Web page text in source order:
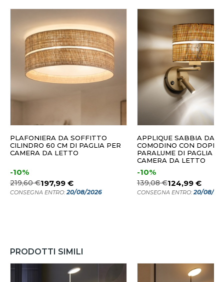
PLAFONIERA DA SOFFITTO
CILINDRO 60 CM DI PAGLIA PER
CAMERA DA LETTO
-10%
219,60 €197,99 €
CONSEGNA ENTRO:20/08/2026
APPLIQUE SABBIA DA
COMODINO CON
PARALUME DI PAGLIA
CAMERA DA LETTO
-10%
139,08 €124,99 €
CONSEGNA ENTRO:20/08/
PRODOTTI SIMILI